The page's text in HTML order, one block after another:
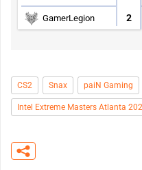
GamerLegion 2
CS2 Snax paiN Gaming
Intel Extreme Masters Atlanta